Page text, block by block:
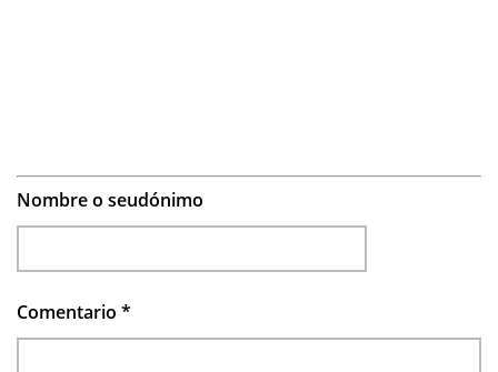
Nombre o seudónimo
Comentario *